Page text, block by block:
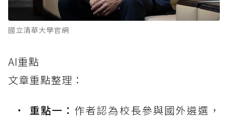
國立清華大學官網
AI重點
文章重點整理：
重點一： 作者認為校長參與國外遴選，